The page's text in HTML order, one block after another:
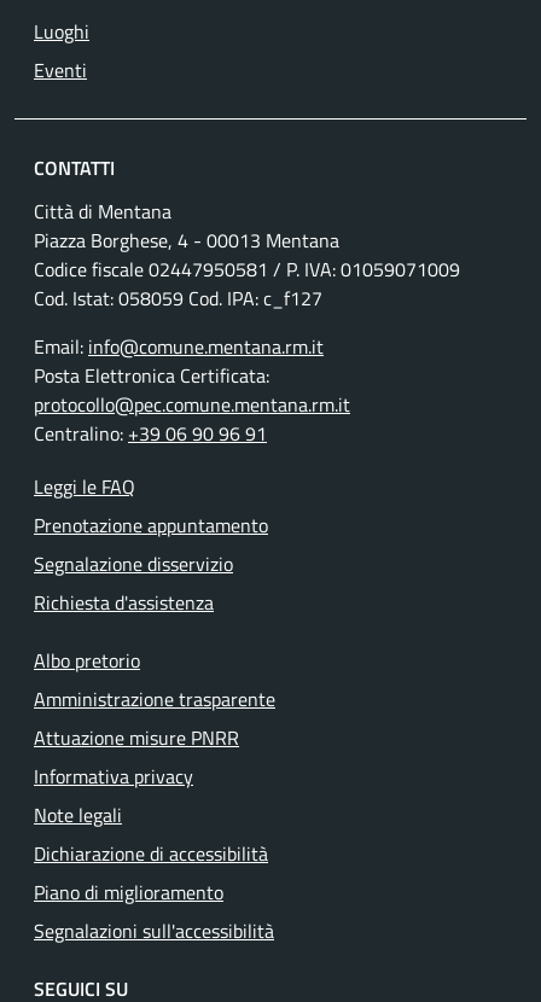
Luoghi
Eventi
CONTATTI
Città di Mentana
Piazza Borghese, 4 - 00013 Mentana
Codice fiscale02447950581 / P. IVA:01059071009
Cod. Istat: 058059 Cod. IPA: c_f127
Email: info@comune.mentana.rm.it
Posta Elettronica Certificata:
protocollo@pec.comune.mentana.rm.it
Centralino: +39 06 90 96 91
Leggi le FAQ
Prenotazione appuntamento
Segnalazione disservizio
Richiesta d'assistenza
Albo pretorio
Amministrazione trasparente
Attuazione misure PNRR
Informativa privacy
Note legali
Dichiarazione di accessibilità
Piano di miglioramento
Segnalazioni sull'accessibilità
SEGUICI SU